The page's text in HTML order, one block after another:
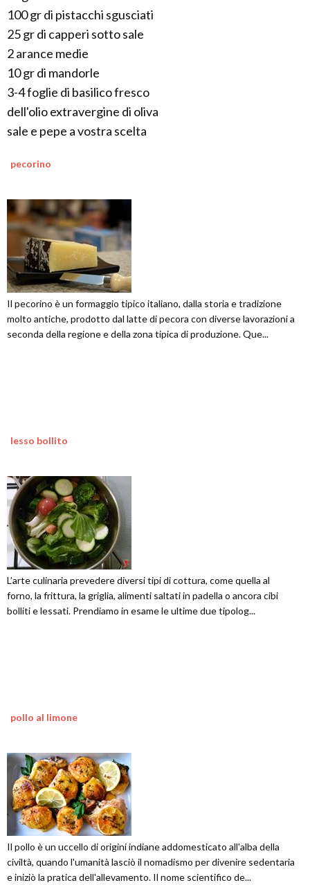
100 gr di pistacchi sgusciati
25 gr di capperi sotto sale
2 arance medie
10 gr di mandorle
3-4 foglie di basilico fresco
dell'olio extravergine di oliva
sale e pepe a vostra scelta
pecorino
Il pecorino è un formaggio tipico italiano, dalla storia e tradizione
molto antiche, prodotto dal latte di pecora con diverse lavorazioni a
seconda della regione e della zona tipica di produzione. Que...
lesso bollito
L’arte culinaria prevedere diversi tipi di cottura, come quella al
forno, la frittura, la griglia, alimenti saltati in padella o ancora cibi
bolliti e lessati. Prendiamo in esame le ultime due tipolog...
pollo al limone
Il pollo è un uccello di origini indiane addomesticato all'alba della
civiltà, quando l'umanità lasciò il nomadismo per divenire sedentaria
e iniziò la pratica dell'allevamento. Il nome scientifico de...